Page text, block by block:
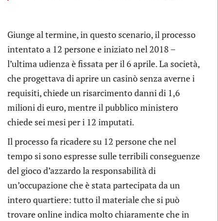
Giunge al termine, in questo scenario, il processo
intentato a 12 persone e iniziato nel 2018 –
l’ultima udienza è fissata per il 6 aprile. La società,
che progettava di aprire un casinò senza averne i
requisiti, chiede un risarcimento danni di 1,6
milioni di euro, mentre il pubblico ministero
chiede sei mesi per i 12 imputati.
Il processo fa ricadere su 12 persone che nel
tempo si sono espresse sulle terribili conseguenze
del gioco d’azzardo la responsabilità di
un’occupazione che è stata partecipata da un
intero quartiere: tutto il materiale che si può
trovare online indica molto chiaramente che in